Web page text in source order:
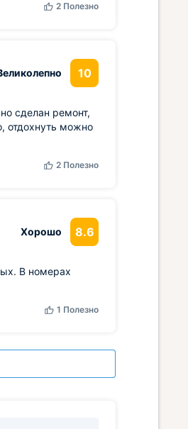
2 Полезно
10
сделан ремонт,
отдохнуть можно
2 Полезно
Хорошо 8.6
В номерах
1 Полезно